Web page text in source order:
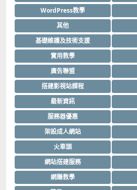
WordPress教學
其他
基礎維護及技術支援
實用教學
廣告聯盟
搭建影視站課程
最新資訊
服務器優惠
架設成人網站
火車頭
網站搭建服務
網賺教學